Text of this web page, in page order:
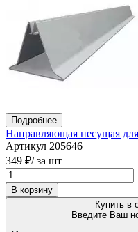
Подробнее
Направляющая несущая
Артикул 205646
349 ₽/ за шт
В корзину
Купить в
Введите Ваш